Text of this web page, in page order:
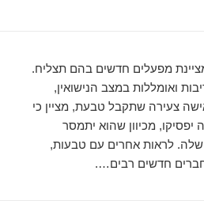
מפעלים חדשים בהם תצליח.
ואומללות במצב הנישואין,
צעירה שתקבל טבעת, מציין כי
מכיוון שהוא יתמסר
שלה. לראות אחרים עם טבעות,
חדשים רבים….